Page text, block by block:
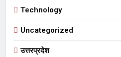
Technology
Uncategorized
उत्तरप्रदेश